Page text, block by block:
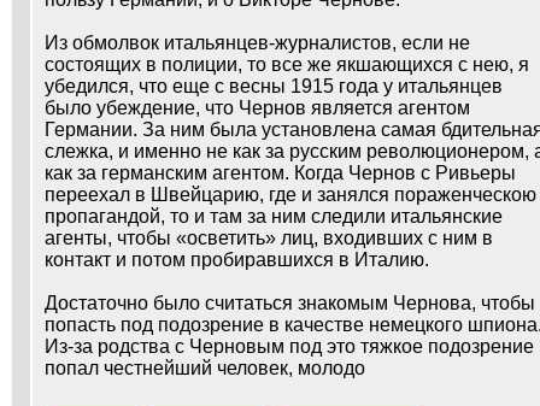
Из обмолвок итальянцев-журналистов, если не
состоящих в полиции, то все же якшающихся с нею, я
убедился, что еще с весны 1915 года у итальянцев
было убеждение, что Чернов является агентом
Германии. За ним была установлена самая
слежка, и именно не как за русским революционером,
как за германским агентом. Когда Чернов с Ривьеры
переехал в Швейцарию, где и занялся пораженческою
пропагандой, то и там за ним следили итальянские
агенты, чтобы «осветить» лиц, входивших с ним в
контакт и потом пробиравшихся в Италию.
Достаточно было считаться знакомым Чернова, чтобы
попасть под подозрение в качестве немецкого
Из-за родства с Черновым под это тяжкое подозрение
попал честнейший человек, молодо